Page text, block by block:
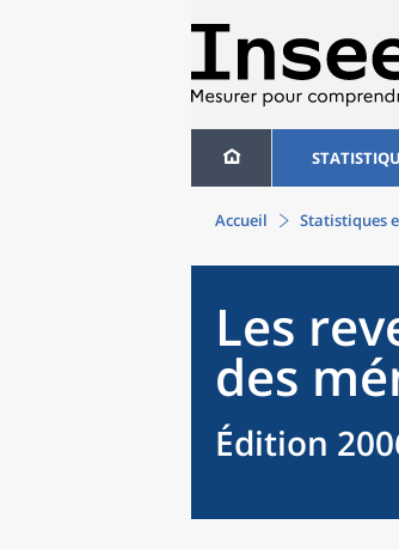
Accueil Statistiques
Les
des
Édition